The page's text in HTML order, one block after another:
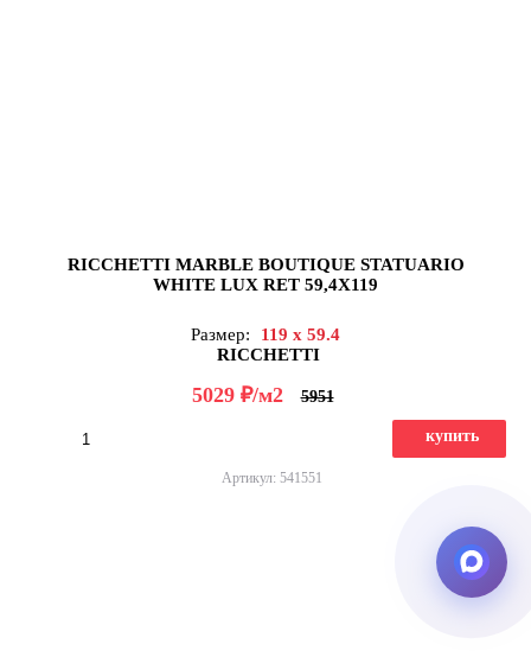
RICCHETTI MARBLE BOUTIQUE STATUARIO
WHITE LUX RET 59,4X119
Размер:
119 x 59.4
RICCHETTI
5029 д/м2 5951
купить
Артикул: 541551